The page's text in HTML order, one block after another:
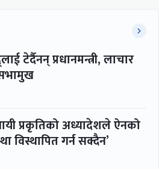
टेर्दैनन् प्रधानमन्त्री, लाचार
प्रकृतिको अध्यादेशले ऐनको
विस्थापित गर्न सक्दैन’